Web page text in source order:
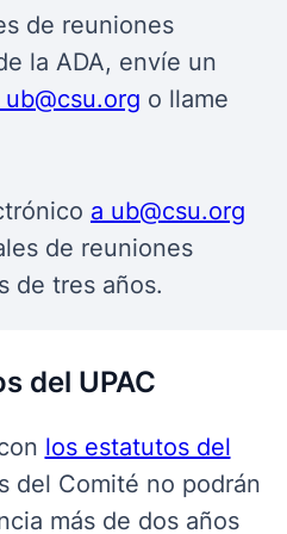
de reuniones
la ADA, envíe un
ub@csu.org o llame
a ub@csu.org
de reuniones
de tres años.
del UPAC
los estatutos del
del Comité no podrán
más de dos años